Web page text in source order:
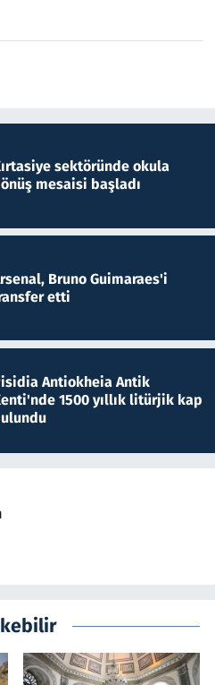
sektöründe okula
mesaisi başladı
Bruno Guimaraes'i
etti
Antiokheia Antik
1500 yıllık litürjik kap